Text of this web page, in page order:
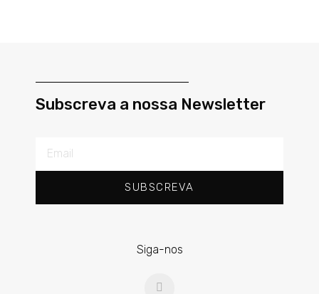
Subscreva a nossa Newsletter
SUBSCREVA
Siga-nos